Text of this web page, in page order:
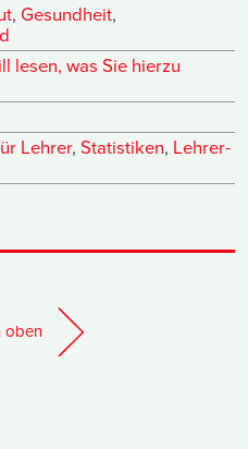
, Gesundheit,
lesen, was Sie hierzu
Lehrer, Statistiken, Lehrer-
oben